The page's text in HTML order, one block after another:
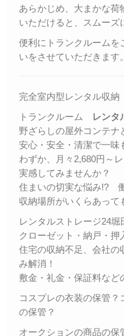
あらかじめ、大まかな荷
いただけると、スムーズ
便利にトランクルームを
いをさせていただきます。
完全室内型レンタル収納
トランクルーム
レンタ
野ざらしの屋外コンテナ
安心・安全・清潔で一味
わずか、月々2,680円～
実感してみませんか？
住まいの切実な悩み!?
収納場所がいくらあって
レンタルストレージ24堀
クローゼット・納戸・押
住宅の収納不足、会社の
み解消！
敷金・礼金・保証料など
コスプレの衣装の保管
の保管？
オークションの商品の保